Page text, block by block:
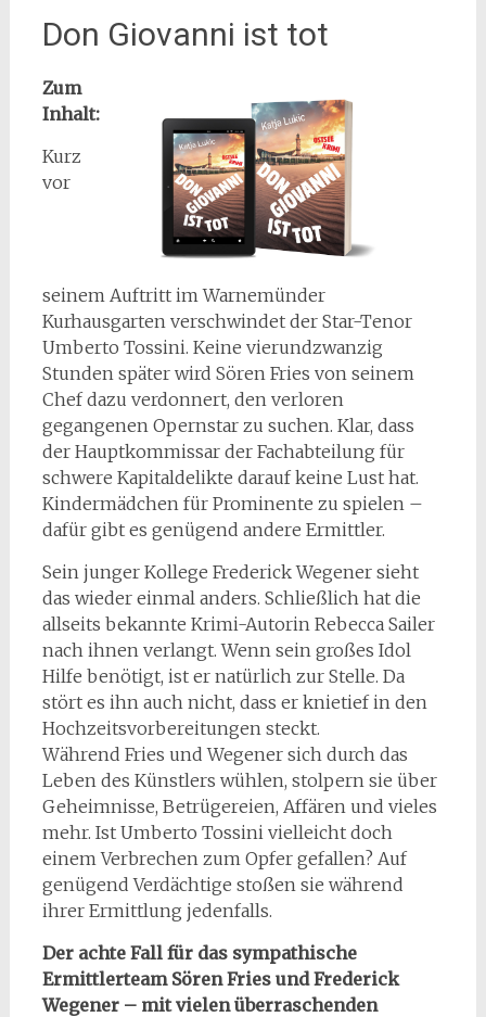
Don Giovanni ist tot
Zum
Inhalt:
Kurz
vor
seinem Auftritt im Warnemünder
Kurhausgarten verschwindet der Star-Tenor
Umberto Tossini. Keine vierundzwanzig
Stunden später wird Sören Fries von seinem
Chef dazu verdonnert, den verloren
gegangenen Opernstar zu suchen. Klar, dass
der Hauptkommissar der Fachabteilung für
schwere Kapitaldelikte darauf keine Lust hat.
Kindermädchen für Prominente zu spielen –
dafür gibt es genügend andere Ermittler.
Sein junger Kollege Frederick Wegener sieht
das wieder einmal anders. Schließlich hat die
allseits bekannte Krimi-Autorin Rebecca Sailer
nach ihnen verlangt. Wenn sein großes Idol
Hilfe benötigt, ist er natürlich zur Stelle. Da
stört es ihn auch nicht, dass er knietief in den
Hochzeitsvorbereitungen steckt.
Während Fries und Wegener sich durch das
Leben des Künstlers wühlen, stolpern sie über
Geheimnisse, Betrügereien, Affären und vieles
mehr. Ist Umberto Tossini vielleicht doch
einem Verbrechen zum Opfer gefallen? Auf
genügend Verdächtige stoßen sie während
ihrer Ermittlung jedenfalls.
Der achte Fall für das sympathische
Ermittlerteam Sören Fries und Frederick
Wegener – mit vielen überraschenden